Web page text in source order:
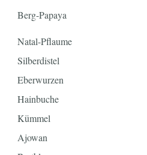
Berg-Papaya
Natal-Pflaume
Silberdistel
Eberwurzen
Hainbuche
Kümmel
Ajowan